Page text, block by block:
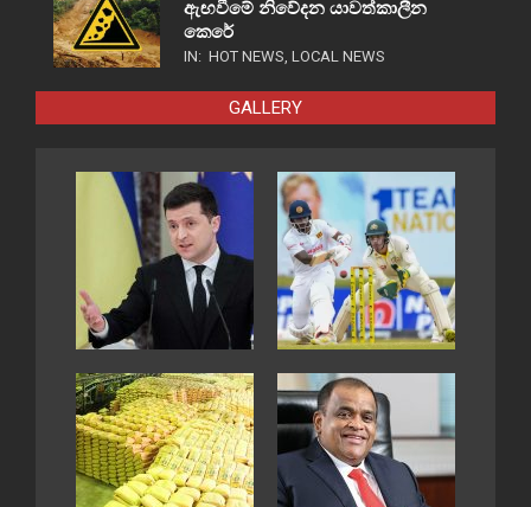
ඇඟවීමේ නිවේදන යාවත්කාලීන
කෙරේ
IN: HOT NEWS, LOCAL NEWS
GALLERY